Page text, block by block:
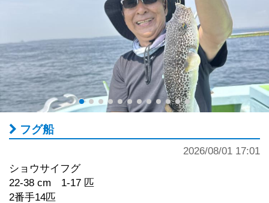
フグ船
2026/08/01 17:01
ショウサイフグ
22-38 cm 1-17 匹
2番手14匹